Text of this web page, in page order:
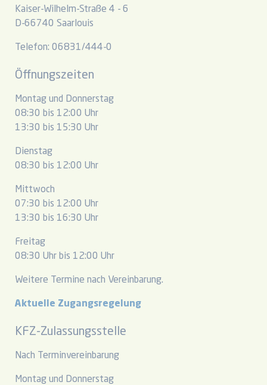
Kaiser-Wilhelm-Straße 4 - 6
D-66740 Saarlouis
Telefon: 06831/444-0
Öffnungszeiten
Montag und Donnerstag
08:30 bis 12:00 Uhr
13:30 bis 15:30 Uhr
Dienstag
08:30 bis 12:00 Uhr
Mittwoch
07:30 bis 12:00 Uhr
13:30 bis 16:30 Uhr
Freitag
08:30 Uhr bis 12:00 Uhr
Weitere Termine nach Vereinbarung.
Aktuelle Zugangsregelung
KFZ-Zulassungsstelle
Nach Terminvereinbarung
Montag und Donnerstag